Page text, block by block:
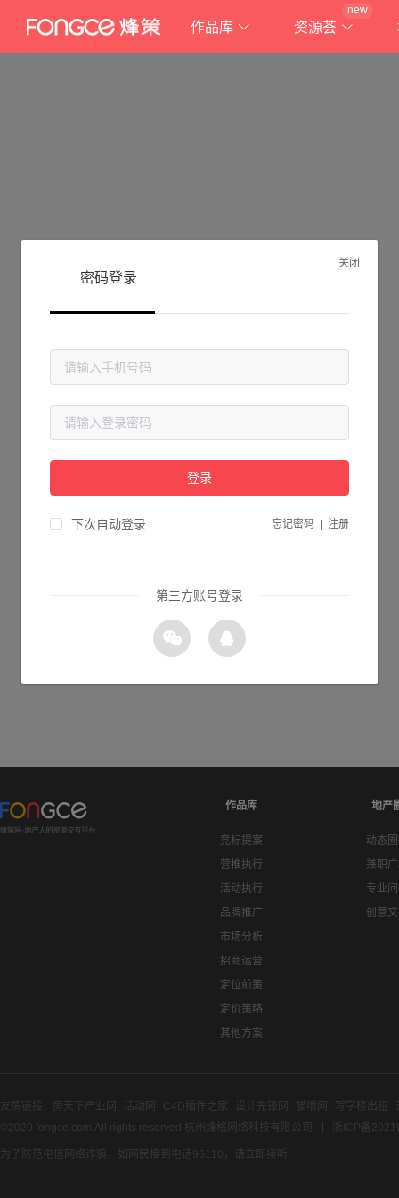
作品库 资源荟
new
抱歉!
请检查您输入的网址是否正确，或点击下面的按钮返回首页。
作品库
竞标提案
营推执行
活动执行
品牌推广
市场分析
招商运营
定位前策
定价策略
其他方案
地产
动态
兼职
专业
创意
友情链接: 房天下产业网 活动网 C4D插件之家 设计先锋网 猫啃网 写字楼出租
©2020 fongce.com.All rights reserved 杭州烽格网络科技有限公司
浙ICP备
为了防范电信网络诈骗，如网民接到电话96110，请立即接听
关闭
密码登录
登录
下次自动登录 忘记密码 注册
第三方账号登录